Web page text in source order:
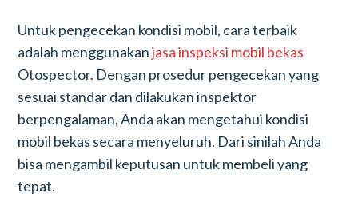
Untuk pengecekan kondisi mobil, cara terbaik
adalah menggunakanjasa inspeksi mobil bekas
Otospector. Dengan prosedur pengecekan yang
sesuai standar dan dilakukan inspektor
berpengalaman, Anda akan mengetahui kondisi
mobil bekas secara menyeluruh. Dari sinilah Anda
bisa mengambil keputusan untuk membeli yang
tepat.